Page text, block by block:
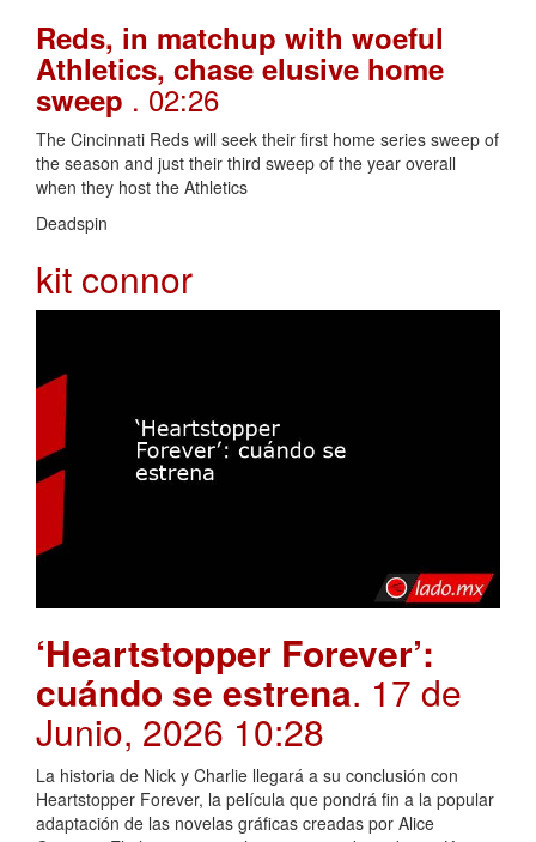
Reds, in matchup with woeful
Athletics, chase elusive home
sweep . 02:26
The Cincinnati Reds will seek their first home series sweep of
the season and just their third sweep of the year overall
when they host the Athletics
Deadspin
kit connor
‘Heartstopper Forever’:
cuándo se estrena. 17 de
Junio, 2026 10:28
La historia de Nick y Charlie llegará a su conclusión con
Heartstopper Forever, la película que pondrá fin a la popular
adaptación de las novelas gráficas creadas por Alice